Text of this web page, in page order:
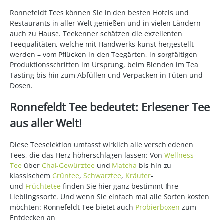
Ronnefeldt Tees können Sie in den besten Hotels und
Restaurants in aller Welt genießen und in vielen Ländern
auch zu Hause. Teekenner schätzen die exzellenten
Teequalitäten, welche mit Handwerks-kunst hergestellt
werden – vom Pflücken in den Teegärten, in sorgfältigen
Produktionsschritten im Ursprung, beim Blenden im Tea
Tasting bis hin zum Abfüllen und Verpacken in Tüten und
Dosen.
Ronnefeldt Tee bedeutet: Erlesener Tee
aus aller Welt!
Diese Teeselektion umfasst wirklich alle verschiedenen
Tees, die das Herz höherschlagen lassen: Von Wellness-
Tee über Chai-Gewürztee und Matcha bis hin zu
klassischem Grüntee, Schwarztee, Kräuter-
und Früchtetee finden Sie hier ganz bestimmt Ihre
Lieblingssorte. Und wenn Sie einfach mal alle Sorten kosten
möchten: Ronnefeldt Tee bietet auch Probierboxen zum
Entdecken an.